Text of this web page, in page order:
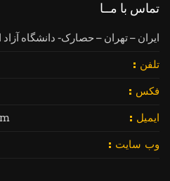
تماس با مــا
ایران – تهران – حصارک- دانشگاه
تلفن :
فکس :
ایمیل :
وب سایت :